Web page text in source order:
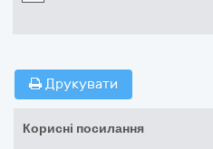
Друкувати
Корисні посилання